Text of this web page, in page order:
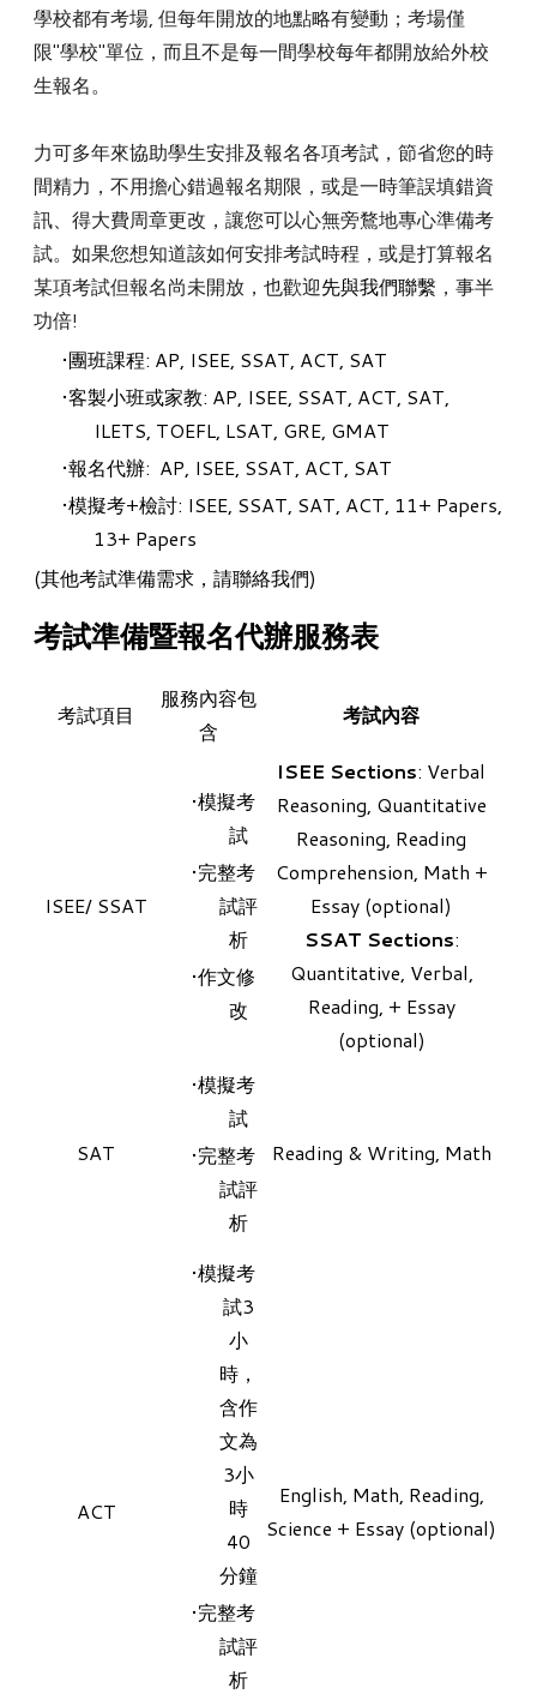
學校都有考場, 但每年開放的地點略有變動；考場僅
限"學校"單位，而且不是每一間學校每年都開放給外校
生報名。
力可多年來協助學生安排及報名各項考試，節省您的時
間精力， 不用擔心錯過報名期限，或是一時筆誤填錯資
訊、得大費周章更改， 讓您可以心無旁鶩地專心準備考
試。 如果您想知道該如何安排考試時程， 或是打算報名
某項考試但報名尚未開放，也歡迎先與我們聯繫 ， 事半
功倍!
團班課程: AP, ISEE, SSAT, ACT, SAT
客製小班或家教: AP, ISEE, SSAT, ACT, SAT,
ILETS, TOEFL, LSAT, GRE, GMAT
報名代辦: AP, ISEE, SSAT, ACT, SAT
模擬考+檢討: ISEE, SSAT, SAT, ACT, 11+ Papers,
13+ Papers
(其他考試準備需求，請聯絡我們)
考試準備暨報名代辦服務表
考試項目
服務內容包
含
考試內容
ISEE/ SSAT
模擬考
試
​完整考
試評
析
作文修
改
ISEE Sections: Verbal
Reasoning, Quantitative
Reasoning, Reading
Comprehension, Math +
Essay (optional)
SSAT Sections:
Quantitative, Verbal,
Reading, + Essay
(optional)
SAT
模擬考
試
​完整考
試評
析
Reading & Writing, Math
ACT
模擬考
試3
小
時，
含作
文為
3小
時
40
分鐘
​完整考
試評
析
English, Math, Reading,
Science + Essay (optional)